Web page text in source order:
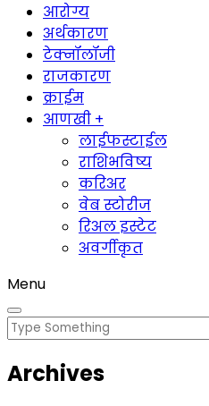
आरोग्य
अर्थकारण
टेक्नॉलॉजी
राजकारण
क्राईम
आणखी +
लाईफस्टाईल
राशिभविष्य
करिअर
वेब स्टोरीज
रिअल इस्टेट
अवर्गीकृत
Menu
Search
Archives